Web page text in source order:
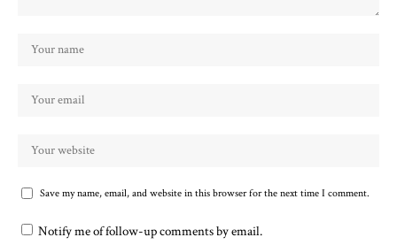
Save my name, email, and website in this browser for the next time I comment.
Notify me of follow-up comments by email.